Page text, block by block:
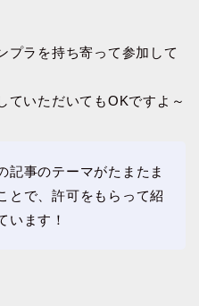
プラを持ち寄って参加して
ていただいてもOKですよ～
記事のテーマがたまたま
とで、許可をもらって紹
います！